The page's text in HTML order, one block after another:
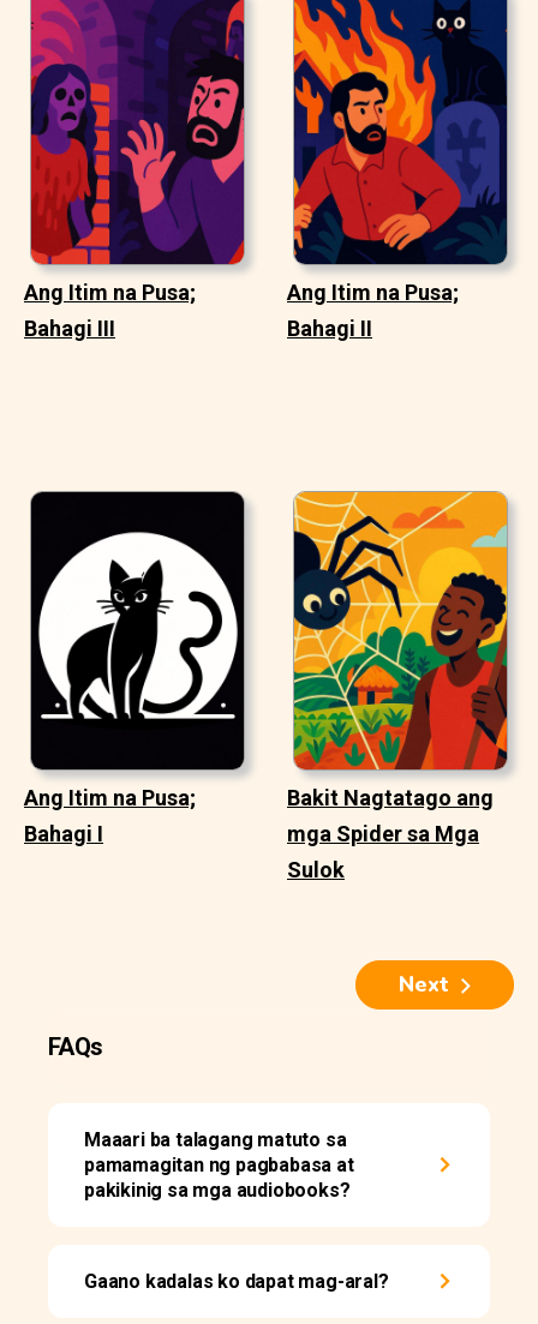
Ang Itim na Pusa;
Bahagi III
Ang Itim na Pusa;
Bahagi II
Ang Itim na Pusa;
Bahagi I
Bakit Nagtatago ang
mga Spider sa Mga
Sulok
Next
FAQs
Maaari ba talagang matuto sa
pamamagitan ng pagbabasa at
pakikinig sa mga audiobooks?
Gaano kadalas ko dapat mag-aral?